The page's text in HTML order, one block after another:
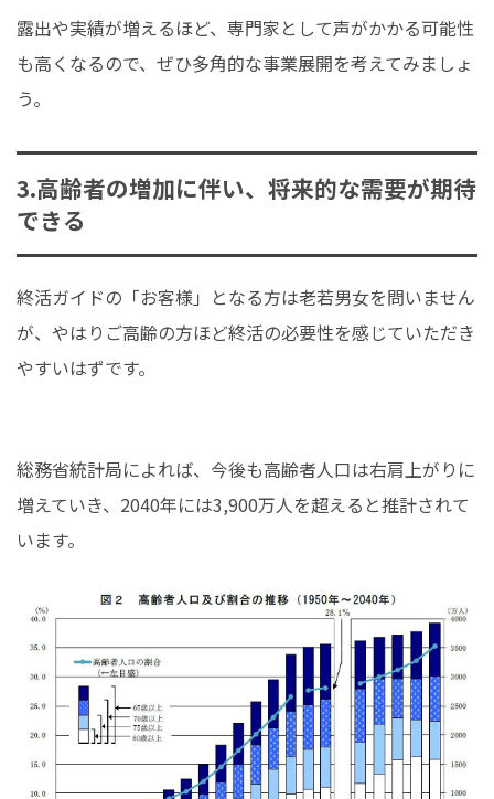
露出や実績が増えるほど、専門家として声がかかる可能性
も高くなるので、ぜひ多角的な事業展開を考えてみましょ
う。
3.高齢者の増加に伴い、将来的な需要が期待
できる
終活ガイドの「お客様」となる方は老若男女を問いません
が、やはりご高齢の方ほど終活の必要性を感じていただき
やすいはずです。
総務省統計局によれば、今後も高齢者人口は右肩上がりに
増えていき、2040年には3,900万人を超えると推計されて
います。